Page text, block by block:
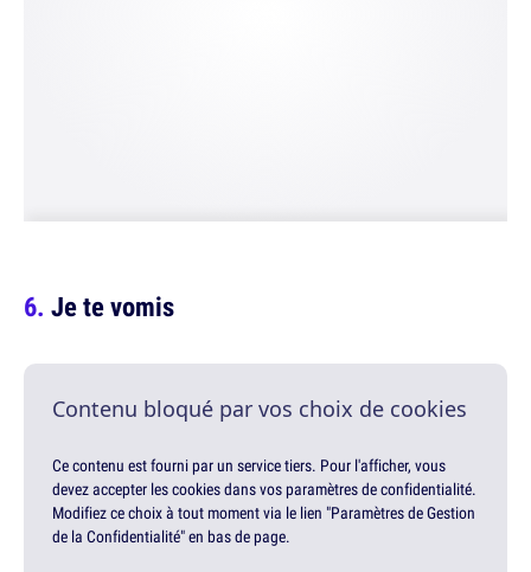
Je te vomis
Contenu bloqué par vos choix de cookies
Ce contenu est fourni par un service tiers. Pour l'afficher, vous
devez accepter les cookies dans vos paramètres de confidentialité.
Modifiez ce choix à tout moment via le lien "Paramètres de Gestion
de la Confidentialité" en bas de page.